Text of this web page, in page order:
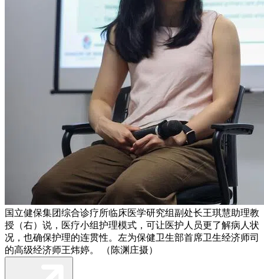
国立健保集团综合诊疗所临床医学研究组副处长王琪慧助理教
授（右）说，医疗小组护理模式，可让医护人员更了解病人状
况，也确保护理的连贯性。左为保健卫生部首席卫生经济师司
的高级经济师王炜婷。 （陈渊庄摄）